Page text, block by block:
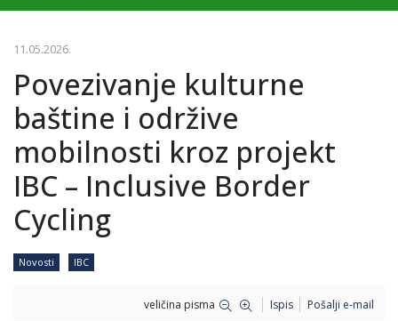
11.05.2026.
Povezivanje kulturne
baštine i održive
mobilnosti kroz projekt
IBC – Inclusive Border
Cycling
Novosti IBC
veličina pisma Ispis Pošalji e-mail